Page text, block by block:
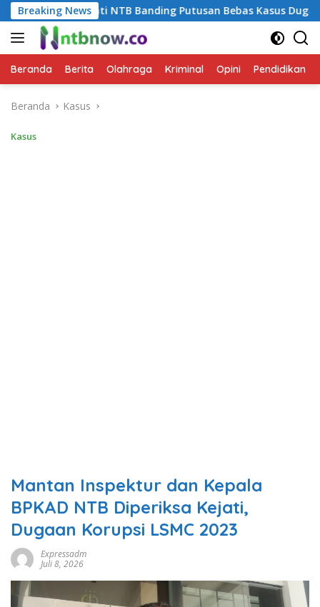
Langsung
ke
konten
Breaking News
Banding Putusan Bebas Kasus Dugaan Gratifikasi “Uang
Beranda Berita Olahraga Kriminal Opini Pendidikan
Beranda Kasus
Kasus
Mantan Inspektur dan Kepala
BPKAD NTB Diperiksa Kejati,
Dugaan Korupsi LSMC 2023
Expressadm
Juli 8, 2026